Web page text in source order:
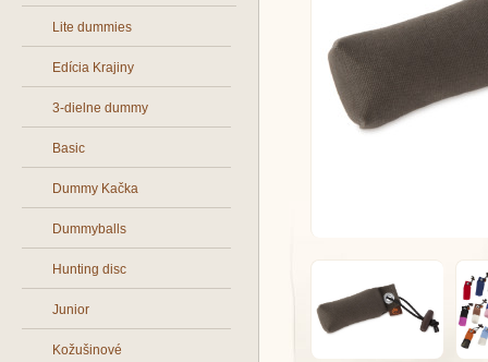
Lite dummies
Edícia Krajiny
3-dielne dummy
Basic
Dummy Kačka
Dummyballs
Hunting disc
Junior
Kožušinové